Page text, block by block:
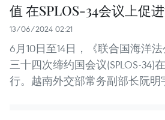
值 在SPLOS-34会议上促
13/06/2024 02:21
6月10日至14日，《联合国海洋
三十四次缔约国会议(SPLOS-34)
行。越南外交部常务副部长阮明